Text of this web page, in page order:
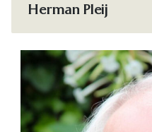
Herman Pleij